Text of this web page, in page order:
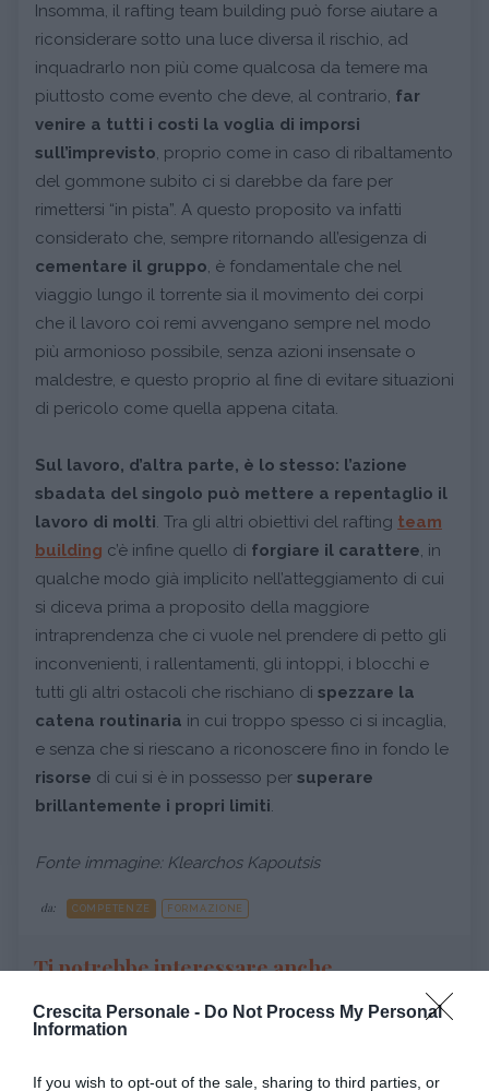
Crescita Personale - Do Not Process My Personal
Information
If you wish to opt-out of the sale, sharing to third parties, or
Insomma, il rafting team building può forse aiutare a
riconsiderare sotto una luce diversa il rischio, ad
inquadrarlo non più come qualcosa da temere ma
piuttosto come evento che deve, al contrario, far
venire a tutti i costi la voglia di imporsi
sull’imprevisto, proprio come in caso di ribaltamento
del gommone subito ci si darebbe da fare per
rimettersi “in pista”. A questo proposito va infatti
considerato che, sempre ritornando all’esigenza di
cementare il gruppo, è fondamentale che nel
viaggio lungo il torrente sia il movimento dei corpi
che il lavoro coi remi avvengano sempre nel modo
più armonioso possibile, senza azioni insensate o
maldestre, e questo proprio al fine di evitare situazioni
di pericolo come quella appena citata.
Sul lavoro, d’altra parte, è lo stesso: l’azione
sbadata del singolo può mettere a repentaglio il
lavoro di molti. Tra gli altri obiettivi del rafting team
building c’è infine quello di forgiare il carattere, in
qualche modo già implicito nell’atteggiamento di cui
si diceva prima a proposito della maggiore
intraprendenza che ci vuole nel prendere di petto gli
inconvenienti, i rallentamenti, gli intoppi, i blocchi e
tutti gli altri ostacoli che rischiano di spezzare la
catena routinaria in cui troppo spesso ci si incaglia,
e senza che si riescano a riconoscere fino in fondo le
risorse di cui si è in possesso per superare
brillantemente i propri limiti.
Fonte immagine: Klearchos Kapoutsis
da: COMPETENZE FORMAZIONE
Ti potrebbe interessare anche